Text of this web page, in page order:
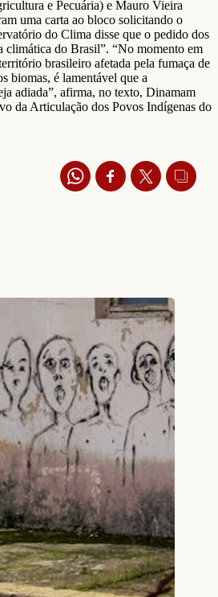
e Pecuária) e Mauro Vieira
uma carta ao bloco solicitando o
do Clima disse que o pedido dos
climática do Brasil”. “No momento em
brasileiro afetada pela fumaça de
biomas, é lamentável que a
adiada”, afirma, no texto, Dinamam
da Articulação dos Povos Indígenas do